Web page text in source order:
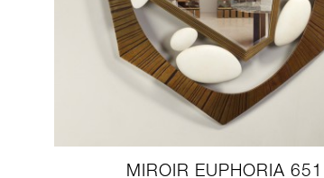
MIROIR EUPHORIA 651